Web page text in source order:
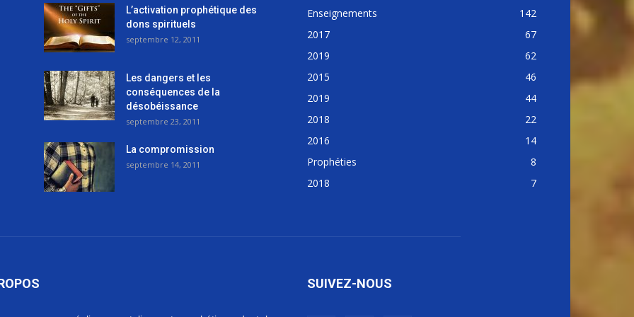
L’activation prophétique des
dons spirituels
septembre 12, 2011
Les dangers et les
conséquences de la
désobéissance
septembre 23, 2011
La compromission
septembre 14, 2011
Enseignements
142
2017
67
2019
62
2015
46
2019
44
2018
22
2016
14
Prophéties
8
2018
7
SUIVEZ-NOUS